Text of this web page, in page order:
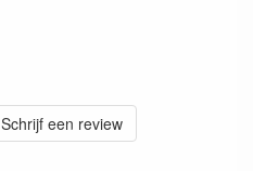
Schrijf een review